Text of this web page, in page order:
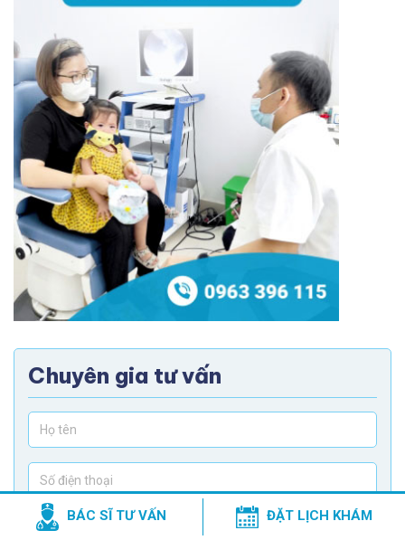
Chuyên gia tư vấn
BÁC SĨ TƯ VẤN ĐẶT LỊCH KHÁM